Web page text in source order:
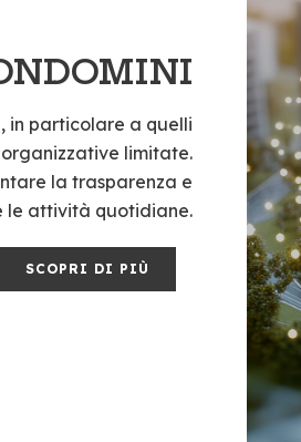
in particolare a quelli
limitate.
la trasparenza e
le attività quotidiane.
SCOPRI DI PIÙ